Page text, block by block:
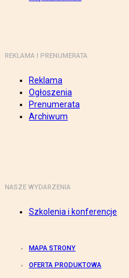
REKLAMA I PRENUMERATA
Reklama
Ogłoszenia
Prenumerata
Archiwum
NASZE WYDARZENIA
Szkolenia i konferencje
MAPA STRONY
OFERTA PRODUKTOWA